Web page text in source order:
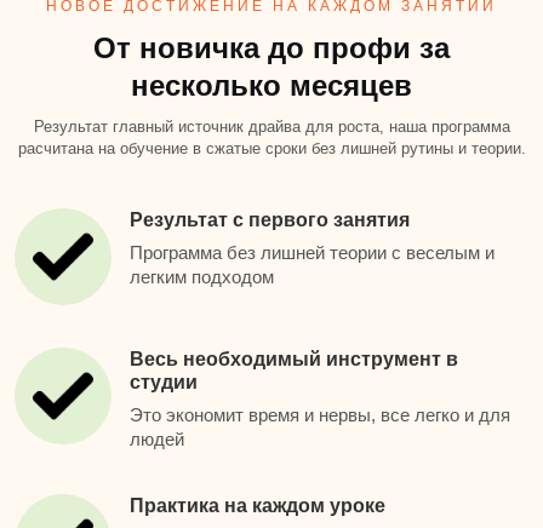
НОВОЕ ДОСТИЖЕНИЕ НА КАЖДОМ ЗАНЯТИИ
От новичка до профи за
несколько месяцев
Результат главный источник драйва для роста, наша программа
расчитана на обучение в сжатые сроки без лишней рутины и теории.
Результат с первого занятия
Программа без лишней теории с веселым и
легким подходом
Весь необходимый инструмент в
студии
Это экономит время и нервы, все легко и для
людей
Практика на каждом уроке